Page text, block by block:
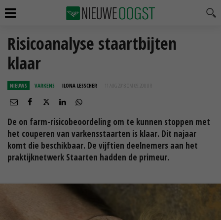
Risicoanalyse staartbijten
klaar
NIEUWS VARKENS ILONA LESSCHER 11 AUG 2018 OM 09:20
De on farm-risicobeoordeling om te kunnen stoppen met
het couperen van varkensstaarten is klaar. Dit najaar
komt die beschikbaar. De vijftien deelnemers aan het
praktijknetwerk Staarten hadden de primeur.